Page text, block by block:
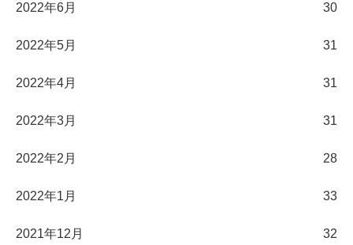
2022年6月 30
2022年5月 31
2022年4月 31
2022年3月 31
2022年2月 28
2022年1月 33
2021年12月 32